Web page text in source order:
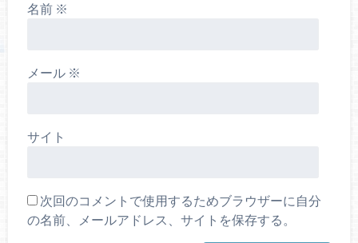
名前 ※
メール ※
サイト
次回のコメントで使用するためブラウザーに自分
の名前、メールアドレス、サイトを保存する。